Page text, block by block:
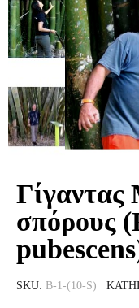
σπόρους
SKU B-1-(10-S)